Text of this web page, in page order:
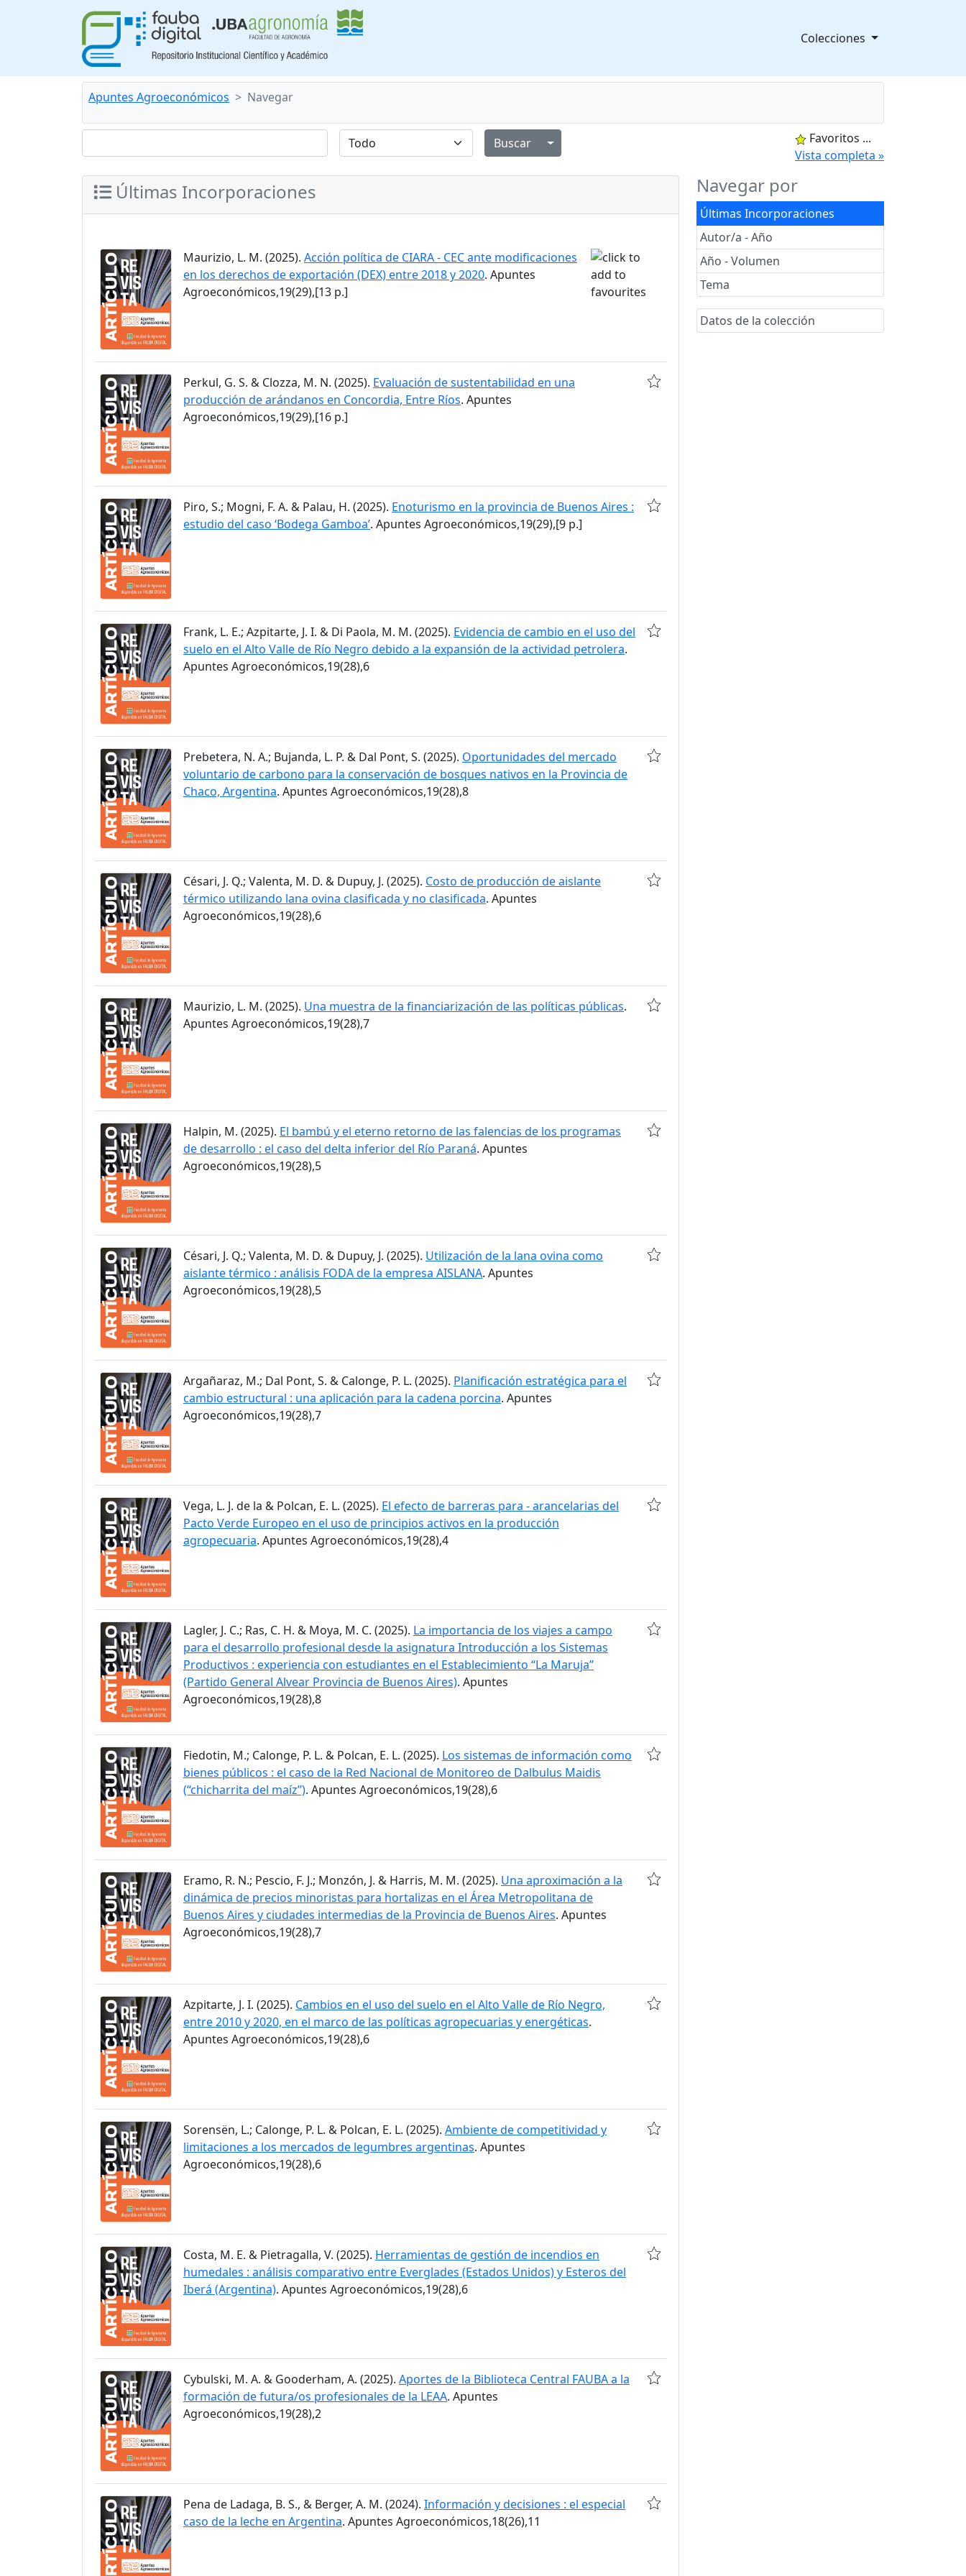
Colecciones
Apuntes Agroeconómicos Navegar
Alternar menú desplegable
Favoritos ...
Vista completa »
Navegar por
Últimas Incorporaciones
Autor/a - Año
Año - Volumen
Tema
Datos de la colección
Últimas Incorporaciones
Maurizio, L. M. (2025). Acción política de CIARA - CEC ante modificaciones
en los derechos de exportación (DEX) entre 2018 y 2020. Apuntes
Agroeconómicos,19(29),[13 p.]
Perkul, G. S. & Clozza, M. N. (2025). Evaluación de sustentabilidad en una
producción de arándanos en Concordia, Entre Ríos. Apuntes
Agroeconómicos,19(29),[16 p.]
Piro, S.; Mogni, F. A. & Palau, H. (2025). Enoturismo en la provincia de Buenos Aires :
estudio del caso ‘Bodega Gamboa’. Apuntes Agroeconómicos,19(29),[9 p.]
Frank, L. E.; Azpitarte, J. I. & Di Paola, M. M. (2025). Evidencia de cambio en el uso del
suelo en el Alto Valle de Río Negro debido a la expansión de la actividad petrolera.
Apuntes Agroeconómicos,19(28),6
Prebetera, N. A.; Bujanda, L. P. & Dal Pont, S. (2025). Oportunidades del mercado
voluntario de carbono para la conservación de bosques nativos en la Provincia de
Chaco, Argentina. Apuntes Agroeconómicos,19(28),8
Césari, J. Q.; Valenta, M. D. & Dupuy, J. (2025). Costo de producción de aislante
térmico utilizando lana ovina clasificada y no clasificada. Apuntes
Agroeconómicos,19(28),6
Maurizio, L. M. (2025). Una muestra de la financiarización de las políticas públicas.
Apuntes Agroeconómicos,19(28),7
Halpin, M. (2025). El bambú y el eterno retorno de las falencias de los programas
de desarrollo : el caso del delta inferior del Río Paraná. Apuntes
Agroeconómicos,19(28),5
Césari, J. Q.; Valenta, M. D. & Dupuy, J. (2025). Utilización de la lana ovina como
aislante térmico : análisis FODA de la empresa AISLANA. Apuntes
Agroeconómicos,19(28),5
Argañaraz, M.; Dal Pont, S. & Calonge, P. L. (2025). Planificación estratégica para el
cambio estructural : una aplicación para la cadena porcina. Apuntes
Agroeconómicos,19(28),7
Vega, L. J. de la & Polcan, E. L. (2025). El efecto de barreras para - arancelarias del
Pacto Verde Europeo en el uso de principios activos en la producción
agropecuaria. Apuntes Agroeconómicos,19(28),4
Lagler, J. C.; Ras, C. H. & Moya, M. C. (2025). La importancia de los viajes a campo
para el desarrollo profesional desde la asignatura Introducción a los Sistemas
Productivos : experiencia con estudiantes en el Establecimiento “La Maruja”
(Partido General Alvear Provincia de Buenos Aires). Apuntes
Agroeconómicos,19(28),8
Fiedotin, M.; Calonge, P. L. & Polcan, E. L. (2025). Los sistemas de información como
bienes públicos : el caso de la Red Nacional de Monitoreo de Dalbulus Maidis
(“chicharrita del maíz”). Apuntes Agroeconómicos,19(28),6
Eramo, R. N.; Pescio, F. J.; Monzón, J. & Harris, M. M. (2025). Una aproximación a la
dinámica de precios minoristas para hortalizas en el Área Metropolitana de
Buenos Aires y ciudades intermedias de la Provincia de Buenos Aires. Apuntes
Agroeconómicos,19(28),7
Azpitarte, J. I. (2025). Cambios en el uso del suelo en el Alto Valle de Río Negro,
entre 2010 y 2020, en el marco de las políticas agropecuarias y energéticas.
Apuntes Agroeconómicos,19(28),6
Sorensën, L.; Calonge, P. L. & Polcan, E. L. (2025). Ambiente de competitividad y
limitaciones a los mercados de legumbres argentinas. Apuntes
Agroeconómicos,19(28),6
Costa, M. E. & Pietragalla, V. (2025). Herramientas de gestión de incendios en
humedales : análisis comparativo entre Everglades (Estados Unidos) y Esteros del
Iberá (Argentina). Apuntes Agroeconómicos,19(28),6
Cybulski, M. A. & Gooderham, A. (2025). Aportes de la Biblioteca Central FAUBA a la
formación de futura/os profesionales de la LEAA. Apuntes
Agroeconómicos,19(28),2
Pena de Ladaga, B. S., & Berger, A. M. (2024). Información y decisiones : el especial
caso de la leche en Argentina. Apuntes Agroeconómicos,18(26),11